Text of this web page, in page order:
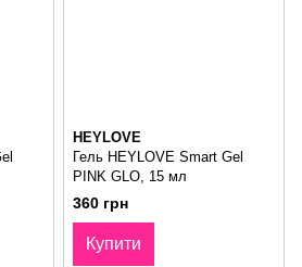
HEYLOVE
Гель HEYLOVE Smart Gel
PINK GLO, 15 мл
360 грн
Купити